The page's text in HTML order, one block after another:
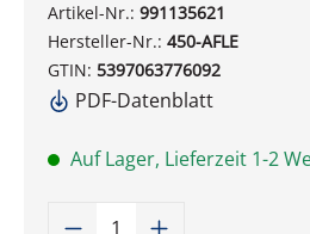
Artikel-Nr.: 991135621
Hersteller-Nr.: 450-AFLE
GTIN: 5397063776092
PDF-Datenblatt
Auf Lager, Lieferzeit 1-2
Produkt Anzahl: